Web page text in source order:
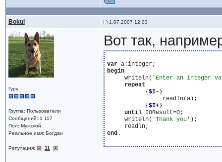
Bokul 1.07.2007 12:03
Гуру
Группа: Пользователи
Сообщений: 1 117
Пол: Мужской
Реальное имя: Богдан
Репутация: 11
Вот так,
var
begin
     writeln(
'Enter an integer
repeat
{ $I- }
                readln(a);
{ $I+}
until IOResult=0;
     writeln(
'Thank you' );
end.